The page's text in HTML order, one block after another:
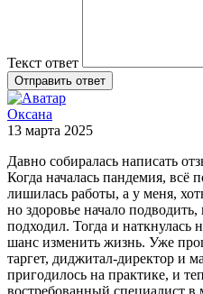
Текст ответ
Отправить ответ
Оксана
13 марта 2025
Давно собиралась написать
Когда началась пандемия, всё
лишилась работы, а у меня,
но здоровье начало
подходил. Тогда и
шанс изменить жизнь. Уже
таргет, диджитал-директор и
пригодилось на практике, и
востребованный специалист